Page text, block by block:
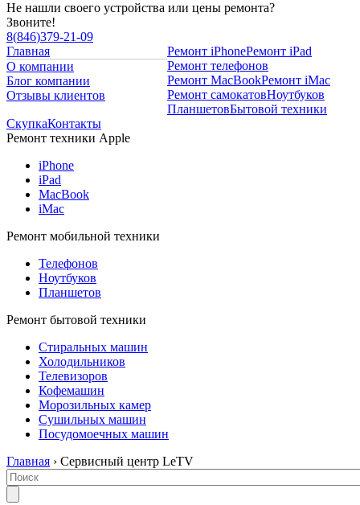
Не нашли своего устройства или цены ремонта?
Звоните!
8(846)379-21-09
Главная
О компании
Блог компании
Отзывы клиентов
Ремонт iPhoneРемонт iPad
Ремонт телефонов
Ремонт MacBookРемонт iMac
Ремонт самокатовНоутбуков
ПланшетовБытовой техники
СкупкаКонтакты
Ремонт техники Apple
iPhone
iPad
MacBook
iMac
Ремонт мобильной техники
Телефонов
Ноутбуков
Планшетов
Ремонт бытовой техники
Стиральных машин
Холодильников
Телевизоров
Кофемашин
Морозильных камер
Сушильных машин
Посудомоечных машин
Главная › Сервисный центр LeTV